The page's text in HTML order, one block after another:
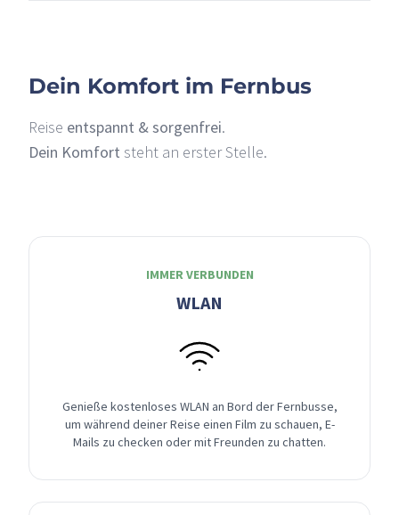
Dein Komfort im Fernbus
Reise entspannt & sorgenfrei.
Dein Komfort steht an erster Stelle.
IMMER VERBUNDEN
WLAN
Genieße kostenloses WLAN an Bord der Fernbusse,
um während deiner Reise einen Film zu schauen, E-
Mails zu checken oder mit Freunden zu chatten.